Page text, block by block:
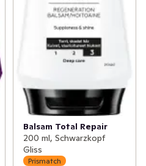
Balsam Total Repair
200 ml, Schwarzkopf
Gliss
Prismatch